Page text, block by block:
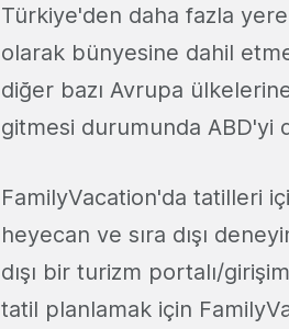
Türkiye'den daha fazla
olarak bünyesine dahil
diğer bazı Avrupa
gitmesi durumunda ABD'yi
FamilyVacation'da tatilleri
heyecan ve sıra dışı
dışı bir turizm portalı/
tatil planlamak için